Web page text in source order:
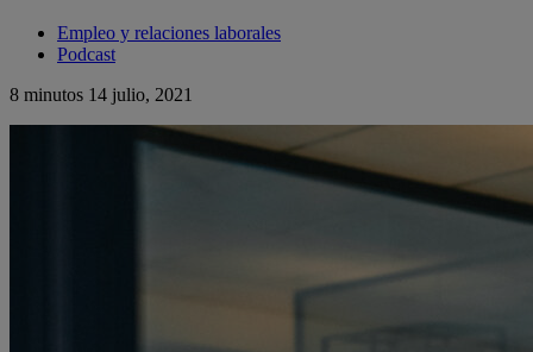
Empleo y relaciones laborales
Podcast
8 minutos 14 julio, 2021